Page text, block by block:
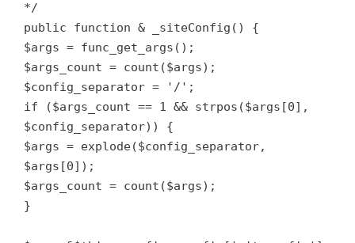
*/
public function & _siteConfig() {
$args = func_get_args();
$args_count = count($args);
$config_separator = '/';
if ($args_count == 1 && strpos($args[0],
$config_separator)) {
$args = explode($config_separator,
$args[0]);
$args_count = count($args);
}